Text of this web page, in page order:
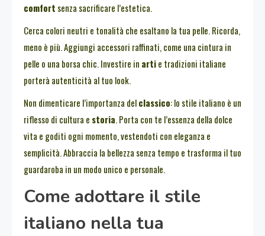
comfort senza sacrificare l’estetica.
Cerca colori neutri e tonalità che esaltano la tua pelle. Ricorda,
meno è più. Aggiungi accessori raffinati, come una cintura in
pelle o una borsa chic. Investire in artie tradizioni italiane
porterà autenticità al tuo look.
Non dimenticare l’importanza delclassico: lo stile italiano è un
riflesso di cultura e storia. Porta con te l’essenza della dolce
vita e goditi ogni momento, vestendoti con eleganza e
semplicità. Abbraccia la bellezza senza tempo e trasforma il tuo
guardaroba in un modo unico e personale.
Come adottare il stile
italiano nella tua